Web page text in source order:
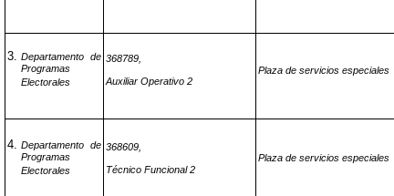
Departamento de
Programas
Electorales
368789,
Auxiliar Operativo 2
Plaza de servicios especiales
Departamento de
Programas
Electorales
368609,
Técnico Funcional 2
Plaza de servicios especiales